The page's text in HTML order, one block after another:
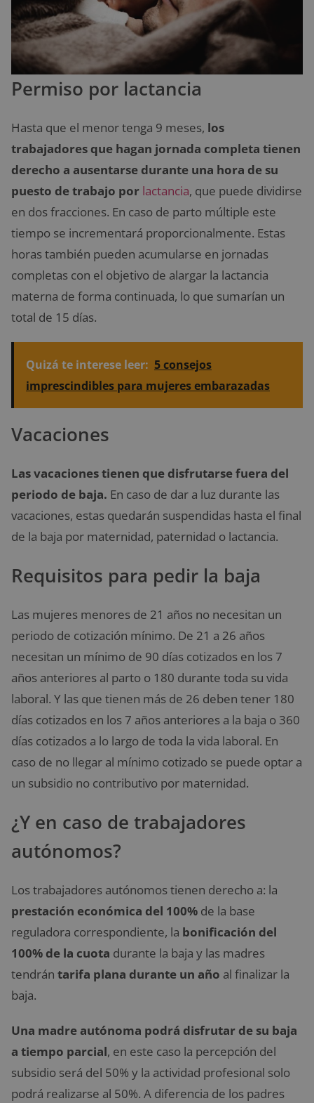
Permiso por lactancia
Hasta que el menor tenga 9 meses, los
trabajadores que hagan jornada completa tienen
derecho a ausentarse durante una hora de su
puesto de trabajo por lactancia, que puede dividirse
en dos fracciones. En caso de parto múltiple este
tiempo se incrementará proporcionalmente. Estas
horas también pueden acumularse en jornadas
completas con el objetivo de alargar la lactancia
materna de forma continuada, lo que sumarían un
total de 15 días.
Quizá te interese leer: 5 consejos
imprescindibles para mujeres embarazadas
Vacaciones
Las vacaciones tienen que disfrutarse fuera del
periodo de baja. En caso de dar a luz durante las
vacaciones, estas quedarán suspendidas hasta el final
de la baja por maternidad, paternidad o lactancia.
Requisitos para pedir la baja
Las mujeres menores de 21 años no necesitan un
periodo de cotización mínimo. De 21 a 26 años
necesitan un mínimo de 90 días cotizados en los 7
años anteriores al parto o 180 durante toda su vida
laboral. Y las que tienen más de 26 deben tener 180
días cotizados en los 7 años anteriores a la baja o 360
días cotizados a lo largo de toda la vida laboral. En
caso de no llegar al mínimo cotizado se puede optar a
un subsidio no contributivo por maternidad.
¿Y en caso de trabajadores
autónomos?
Los trabajadores autónomos tienen derecho a: la
prestación económica del 100% de la base
reguladora correspondiente, la bonificación del
100% de la cuota durante la baja y las madres
tendrán tarifa plana durante un año al finalizar la
baja.
Una madre autónoma podrá disfrutar de su baja
a tiempo parcial, en este caso la percepción del
subsidio será del 50% y la actividad profesional solo
podrá realizarse al 50%. A diferencia de los padres